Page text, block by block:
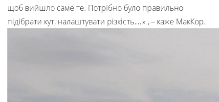
щоб вийшло саме те. Потрібно було правильно
підібрати кут, налаштувати різкість…» , – каже МакКор.